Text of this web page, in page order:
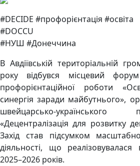
#DECIDE #профорієнтація #освіта
#DOCCU
#НУШ #Донеччина
В Авдіївській територіальній
року відбувся місцевий
профорієнтаційної роботи
синергія заради майбутнього»,
швейцарсько-
«Децентралізація для розвитку
Захід став підсумком
діяльності, що
2025–2026 років.